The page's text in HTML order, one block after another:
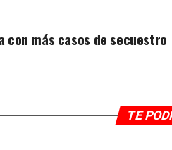
con más casos de secuestro
TE